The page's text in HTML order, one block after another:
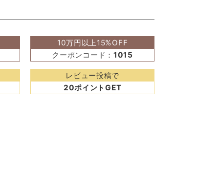
10万円以上15%OFF
クーポンコード： 1015
レビュー投稿で
20ポイントGET